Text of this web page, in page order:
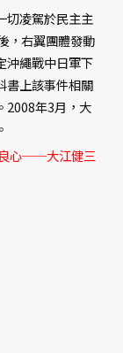
切凌駕於民主主
，右翼團體發動
沖繩戰中日軍下
書上該事件相關
2008年3月，大
良心──大江健三